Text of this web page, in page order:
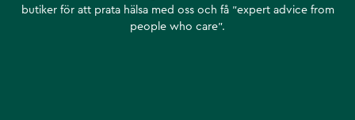
butiker för att prata hälsa med oss och få ”expert advice from
people who care”.